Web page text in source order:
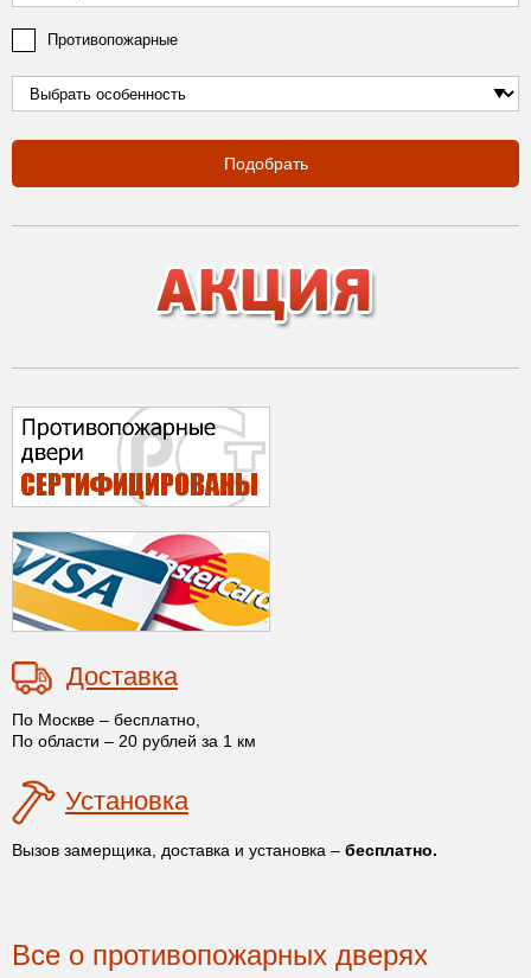
Противопожарные
Подобрать
Доставка
По Москве – бесплатно,
По области – 20 рублей за 1 км
Установка
Вызов замерщика, доставка и установка – бесплатно.
Все о противопожарных дверях